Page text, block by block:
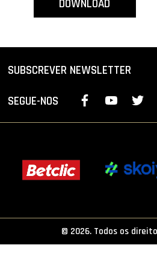
PROJETOS
LIGA BETCLIC FEMININA
DOWNLOAD
SUBSCREVER NEWSLETTER
SEGUE-NOS
© 2026. Todos os